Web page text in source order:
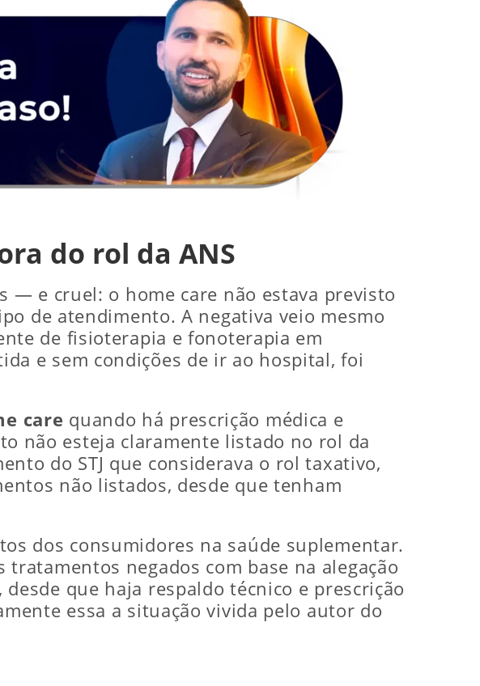
do rol da ANS
— e cruel: o home care não estava previsto
de atendimento. A negativa veio mesmo
de fisioterapia e fonoterapia em
e sem condições de ir ao hospital, foi
care quando há prescrição médica e
não esteja claramente listado no rol da
do STJ que considerava o rol taxativo,
não listados, desde que tenham
dos consumidores na saúde suplementar.
negados com base na alegação
que haja respaldo técnico e prescrição
essa a situação vivida pelo autor do